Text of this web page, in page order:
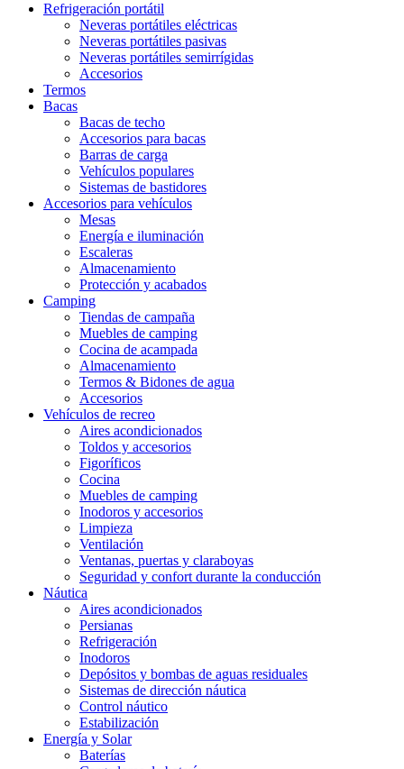
Refrigeración portátil
Neveras portátiles eléctricas
Neveras portátiles pasivas
Neveras portátiles semirrígidas
Accesorios
Termos
Bacas
Bacas de techo
Accesorios para bacas
Barras de carga
Vehículos populares
Sistemas de bastidores
Accesorios para vehículos
Mesas
Energía e iluminación
Escaleras
Almacenamiento
Protección y acabados
Camping
Tiendas de campaña
Muebles de camping
Cocina de acampada
Almacenamiento
Termos & Bidones de agua
Accesorios
Vehículos de recreo
Aires acondicionados
Toldos y accesorios
Figoríficos
Cocina
Muebles de camping
Inodoros y accesorios
Limpieza
Ventilación
Ventanas, puertas y claraboyas
Seguridad y confort durante la conducción
Náutica
Aires acondicionados
Persianas
Refrigeración
Inodoros
Depósitos y bombas de aguas residuales
Sistemas de dirección náutica
Control náutico
Estabilización
Energía y Solar
Baterías